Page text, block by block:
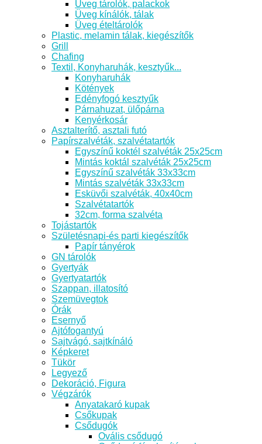
Üveg tárolók, palackok
Üveg kínálók, tálak
Üveg ételtárolók
Plastic, melamin tálak, kiegészítők
Grill
Chafing
Textil, Konyharuhák, kesztyűk...
Konyharuhák
Kötények
Edényfogó kesztyűk
Párnahuzat, ülőpárna
Kenyérkosár
Asztalterítő, asztali futó
Papírszalvéták, szalvétatartók
Egyszínű koktél szalvéták 25x25cm
Mintás koktál szalvéták 25x25cm
Egyszínű szalvéták 33x33cm
Mintás szalvéták 33x33cm
Esküvői szalvéták, 40x40cm
Szalvétatartók
32cm, forma szalvéta
Tojástartók
Születésnapi-és parti kiegészítők
Papír tányérok
GN tárolók
Gyertyák
Gyertyatartók
Szappan, illatosító
Szemüvegtok
Órák
Esernyő
Ajtófogantyú
Sajtvágó, sajtkínáló
Képkeret
Tükör
Legyező
Dekoráció, Figura
Végzárók
Anyatakaró kupak
Csőkupak
Csődugók
Ovális csődugó